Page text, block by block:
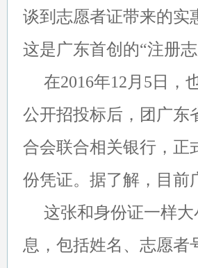
谈到志愿者证带来的实
这是广东首创的“注册
在2016年12月5日，
公开招投标后，团广东
合会联合相关银行，正
份凭证。据了解，目前
这张和身份证一样
息，包括姓名、志愿者